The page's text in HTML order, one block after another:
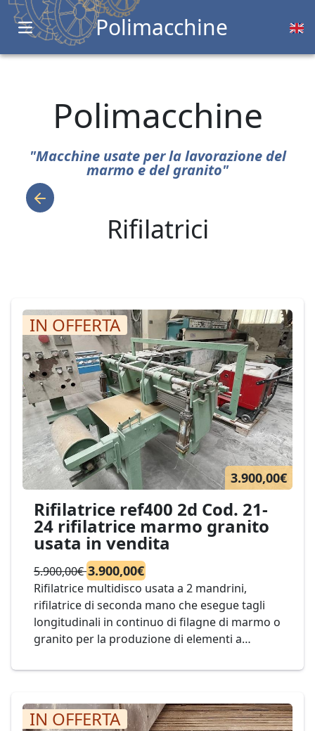
Open main menuPolimacchine
Polimacchine
"Macchine usate per la lavorazione del
marmo e del granito"
Rifilatrici
IN OFFERTA
3.900,00€
Rifilatrice ref400 2d Cod. 21-
24 rifilatrice marmo granito
usata in vendita
5.900,00€3.900,00€
Rifilatrice multidisco usata a 2 mandrini,
rifilatrice di seconda mano che esegue tagli
longitudinali in continuo di filagne di marmo o
granito per la produzione di elementi a
rifilare filagne per ottenere la larghezza finale
IN OFFERTA